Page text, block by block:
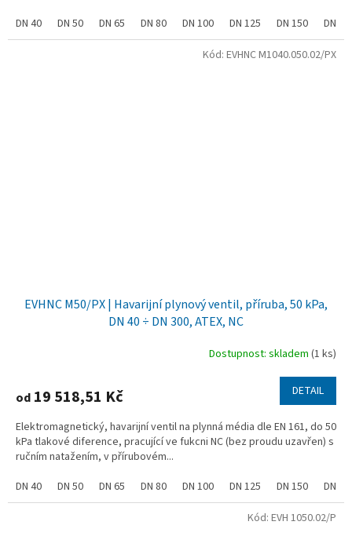
DN 40
DN 50 DN 65 DN 80 DN 100 DN 125 DN 150 DN
EVHNC M50/PX | Havarijní plynový ventil, příruba, 50 kPa,
DN 40 ÷ DN 300, ATEX, NC
Dostupnost: skladem (1 ks)
od 19 518,51 Kč DETAIL
Elektromagnetický, havarijní ventil na plynná média dle EN 161, do 50
kPa tlakové diference, pracující ve fukcni NC (bez proudu uzavřen) s
ručním natažením, v přírubovém...
DN 40
DN 50 DN 65 DN 80 DN 100 DN 125 DN 150 DN
Kód: EVHNC M1040.050.02/PX
Kód: EVH 1050.02/P